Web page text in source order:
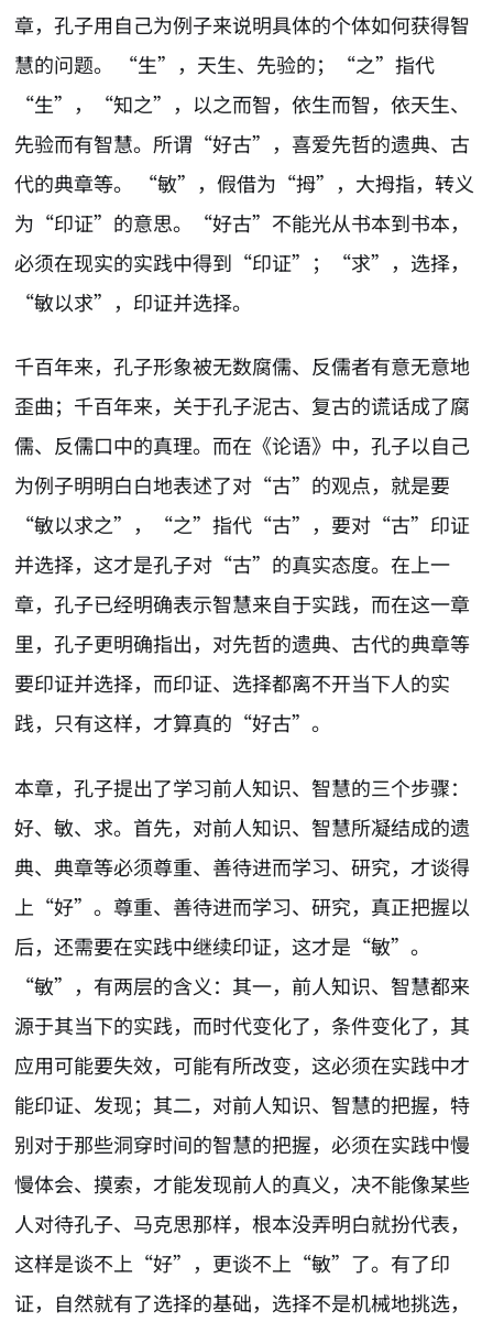
章，孔子用自己为例子来说明具体的个体如何获得智
慧的问题。 “生”，天生、先验的；“之”指代
“生”，“知之”，以之而智，依生而智，依天生、
先验而有智慧。所谓“好古”，喜爱先哲的遗典、古
代的典章等。 “敏”，假借为“拇”，大拇指，转义
为“印证”的意思。“好古”不能光从书本到书本，
必须在现实的实践中得到“印证”；“求”，选择，
“敏以求”，印证并选择。
千百年来，孔子形象被无数腐儒、反儒者有意无意地
歪曲；千百年来，关于孔子泥古、复古的谎话成了腐
儒、反儒口中的真理。而在《论语》中，孔子以自己
为例子明明白白地表述了对“古”的观点，就是要
“敏以求之”，“之”指代“古”，要对“古”印证
并选择，这才是孔子对“古”的真实态度。在上一
章，孔子已经明确表示智慧来自于实践，而在这一章
里，孔子更明确指出，对先哲的遗典、古代的典章等
要印证并选择，而印证、选择都离不开当下人的实
践，只有这样，才算真的“好古”。
本章，孔子提出了学习前人知识、智慧的三个步骤：
好、敏、求。首先，对前人知识、智慧所凝结成的遗
典、典章等必须尊重、善待进而学习、研究，才谈得
上“好”。尊重、善待进而学习、研究，真正把握以
后，还需要在实践中继续印证，这才是“敏”。
“敏”，有两层的含义：其一，前人知识、智慧都来
源于其当下的实践，而时代变化了，条件变化了，其
应用可能要失效，可能有所改变，这必须在实践中才
能印证、发现；其二，对前人知识、智慧的把握，特
别对于那些洞穿时间的智慧的把握，必须在实践中慢
慢体会、摸索，才能发现前人的真义，决不能像某些
人对待孔子、马克思那样，根本没弄明白就扮代表，
这样是谈不上“好”，更谈不上“敏”了。有了印
证，自然就有了选择的基础，选择不是机械地挑选，